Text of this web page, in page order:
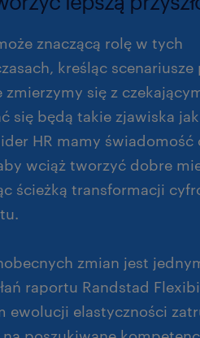
znaczącą rolę w tych
kreśląc scenariusze
się z
się będą takie zjawiska
HR mamy świadomość
wciąż tworzyć dobre
ścieżką transformacji
zmian jest
raportu Randstad
ewolucji elastyczności